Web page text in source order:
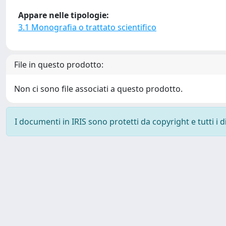
Appare nelle tipologie:
3.1 Monografia o trattato scientifico
File in questo prodotto:
Non ci sono file associati a questo prodotto.
I documenti in IRIS sono protetti da copyright e tutti i